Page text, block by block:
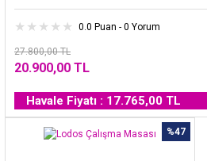
0.0 Puan - 0 Yorum
27.800,00 TL
20.900,00 TL
Havale Fiyatı : 17.765,00 TL
%47